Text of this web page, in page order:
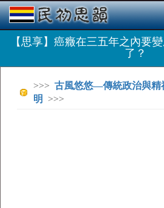
【思享】癌癥在三五年之內要
了？
>>> 古風悠悠—傳統政治與精
明
>>>